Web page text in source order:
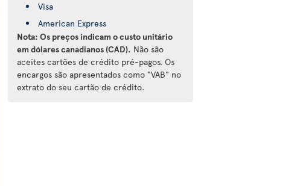
Visa
American Express
Nota: Os preços indicam o custo unitário
em dólares canadianos (CAD). Não são
aceites cartões de crédito pré-pagos. Os
encargos são apresentados como "VAB" no
extrato do seu cartão de crédito.